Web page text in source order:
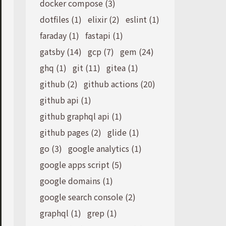
docker compose (3)
dotfiles (1) elixir (2) eslint (1)
faraday (1) fastapi (1)
gatsby (14) gcp (7) gem (24)
ghq (1) git (11) gitea (1)
github (2) github actions (20)
github api (1)
github graphql api (1)
github pages (2) glide (1)
go (3) google analytics (1)
google apps script (5)
google domains (1)
google search console (2)
graphql (1) grep (1)